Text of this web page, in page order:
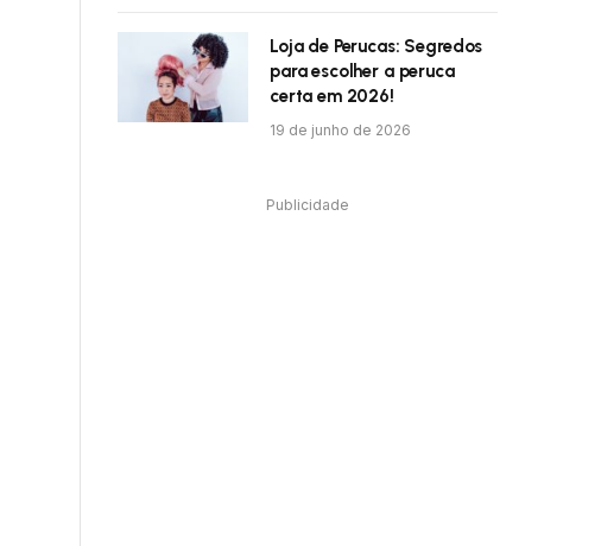
Loja de Perucas: Segredos
para escolher a peruca
certa em 2026!
19 de junho de 2026
Publicidade